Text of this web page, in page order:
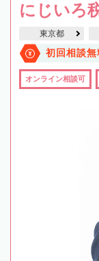
にじいろ
東京都
初回相談無
オンライン相談可